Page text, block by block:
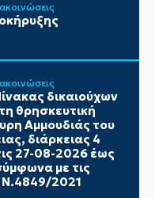
δικαιούχων
θρησκευτική
Αμμουδιάς του
διάρκειας 4
27-08-2026 έως
με τις
Ν.4849/2021